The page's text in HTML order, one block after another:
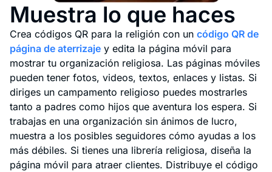
Muestra lo que haces
Crea códigos QR para la religión con un código QR de
página de aterrizaje y edita la página móvil para
mostrar tu organización religiosa. Las páginas móviles
pueden tener fotos, videos, textos, enlaces y listas. Si
diriges un campamento religioso puedes mostrarles
tanto a padres como hijos que aventura los espera. Si
trabajas en una organización sin ánimos de lucro,
muestra a los posibles seguidores cómo ayudas a los
más débiles. Si tienes una librería religiosa, diseña la
página móvil para atraer clientes. Distribuye el código